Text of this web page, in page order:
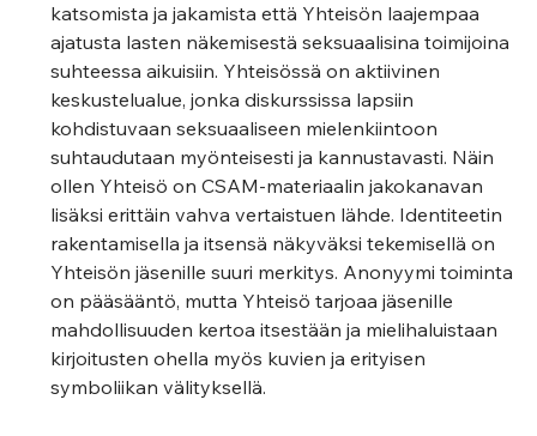
katsomista ja jakamista että Yhteisön laajempaa
ajatusta lasten näkemisestä seksuaalisina toimijoina
suhteessa aikuisiin. Yhteisössä on aktiivinen
keskustelualue, jonka diskurssissa lapsiin
kohdistuvaan seksuaaliseen mielenkiintoon
suhtaudutaan myönteisesti ja kannustavasti. Näin
ollen Yhteisö on CSAM-materiaalin jakokanavan
lisäksi erittäin vahva vertaistuen lähde. Identiteetin
rakentamisella ja itsensä näkyväksi tekemisellä on
Yhteisön jäsenille suuri merkitys. Anonyymi toiminta
on pääsääntö, mutta Yhteisö tarjoaa jäsenille
mahdollisuuden kertoa itsestään ja mielihaluistaan
kirjoitusten ohella myös kuvien ja erityisen
symboliikan välityksellä.